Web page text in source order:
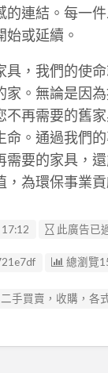
的連結。每一
始或延續。
具，我們的使
家。無論是因
不再需要的舊
命。通過我們
需要的家具，
，為環保事業貢
此廣告已
總瀏覽
手買賣，收購，各